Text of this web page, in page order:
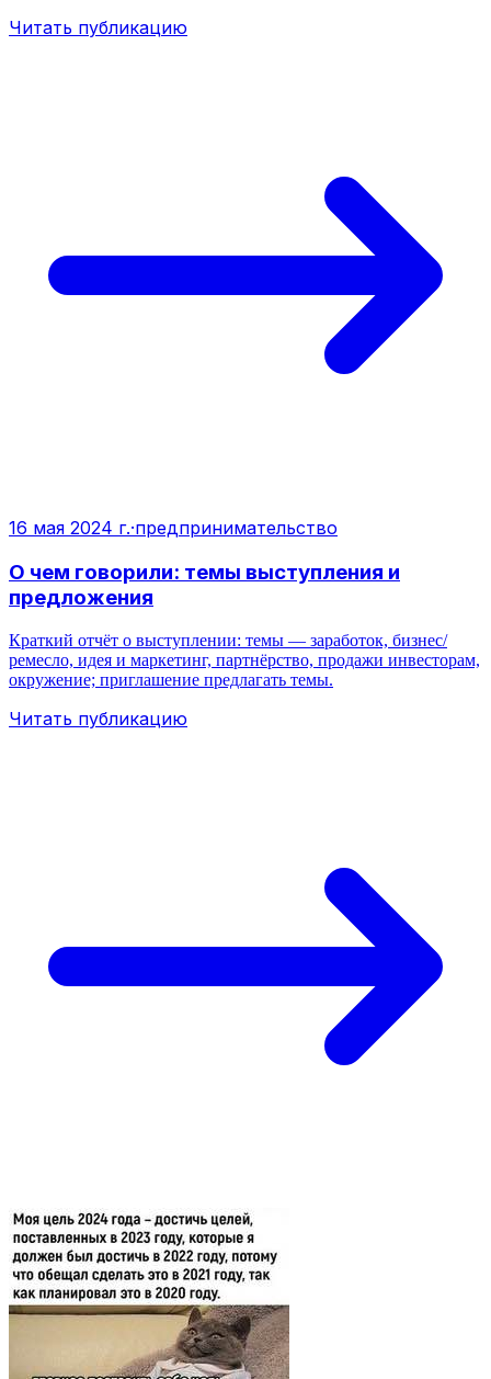
Читать публикацию
16 мая 2024 г.·предпринимательство
О чем говорили: темы выступления и
предложения
Краткий отчёт о выступлении: темы — заработок, бизнес/
ремесло, идея и маркетинг, партнёрство, продажи инвесторам,
окружение; приглашение предлагать темы.
Читать публикацию